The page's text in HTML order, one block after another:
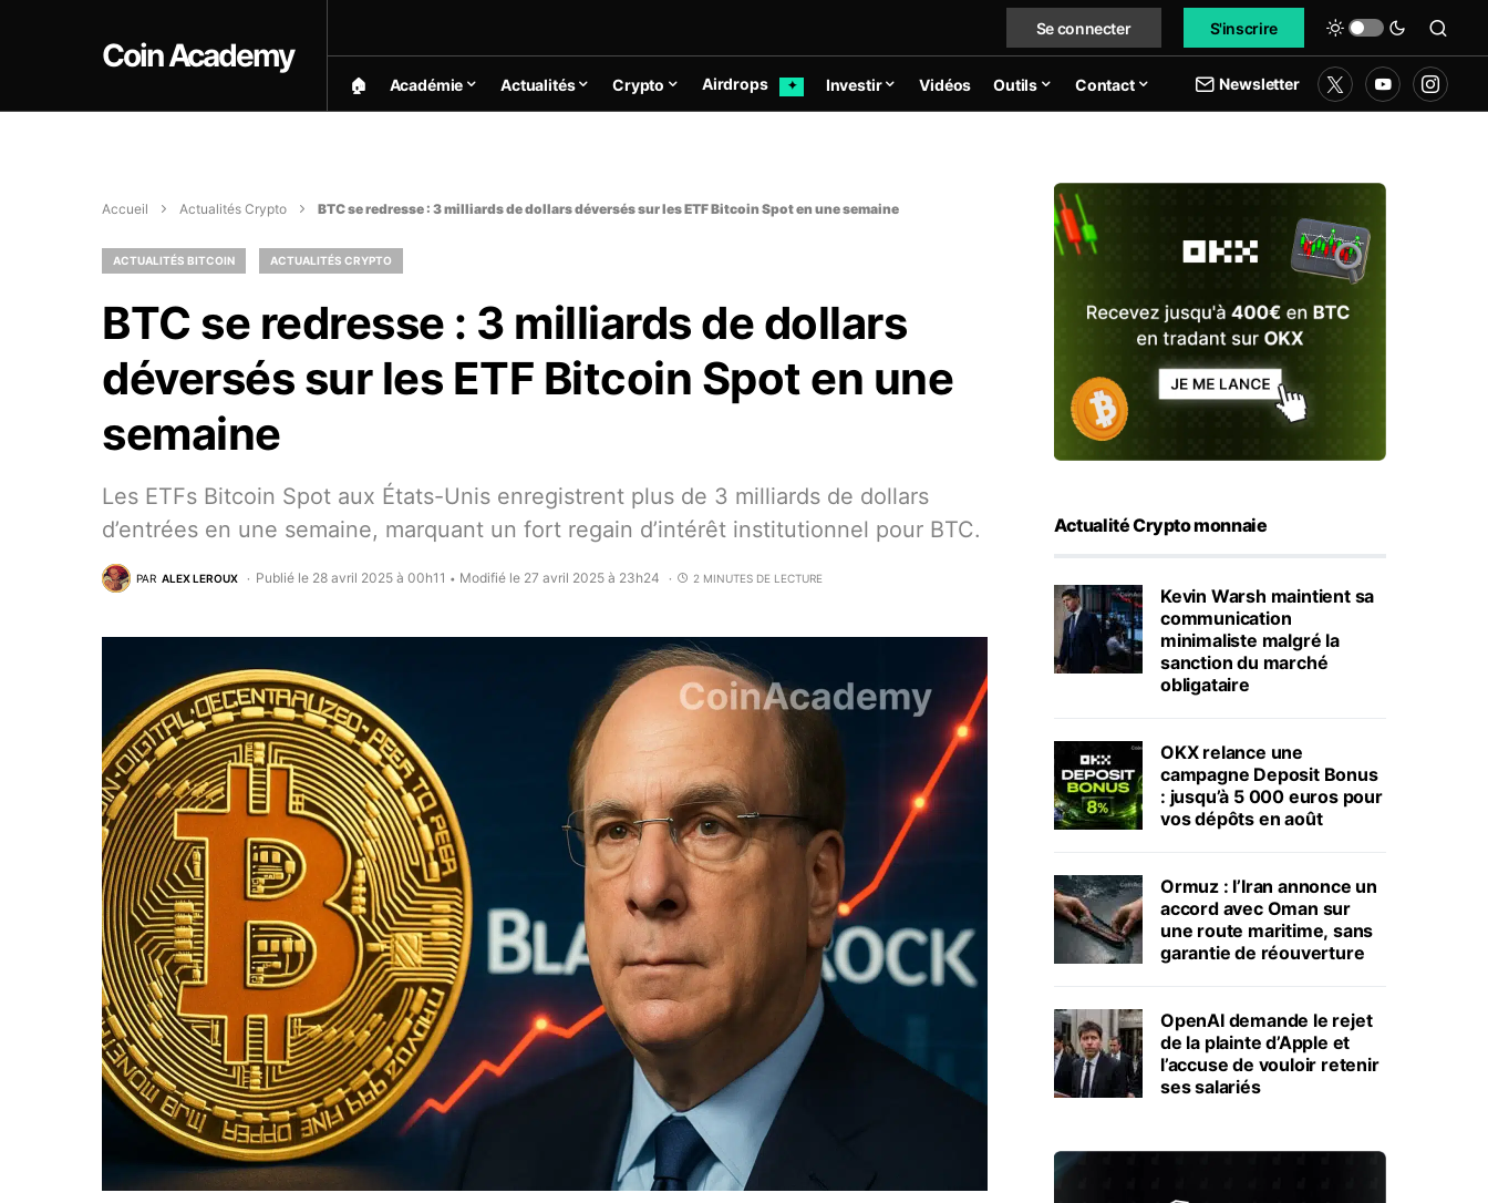
Coin Academy
Se connecter S'inscrire
🏠︎ Académie Actualités Crypto Airdrops ✦ Investir Vidéos Outils Contact Newsletter
Accueil Actualités Crypto BTC se redresse : 3 milliards de dollars déversés sur les ETF Bitcoin Spot en une semaine
ACTUALITÉS BITCOIN ACTUALITÉS CRYPTO
BTC se redresse : 3 milliards de dollars
déversés sur les ETF Bitcoin Spot en une
semaine
Les ETFs Bitcoin Spot aux États-Unis enregistrent plus de 3 milliards de dollars
d’entrées en une semaine, marquant un fort regain d’intérêt institutionnel pour BTC.
PAR ALEX LEROUX Publié le 28 avril 2025 à 00h11 • Modifié le 27 avril 2025 à 23h24 2 MINUTES DE LECTURE
Actualité Crypto monnaie
Kevin Warsh maintient sa
communication
minimaliste malgré la
sanction du marché
obligataire
OKX relance une
campagne Deposit Bonus
: jusqu’à 5 000 euros pour
vos dépôts en août
Ormuz : l’Iran annonce un
accord avec Oman sur
une route maritime, sans
garantie de réouverture
OpenAI demande le rejet
de la plainte d’Apple et
l’accuse de vouloir retenir
ses salariés